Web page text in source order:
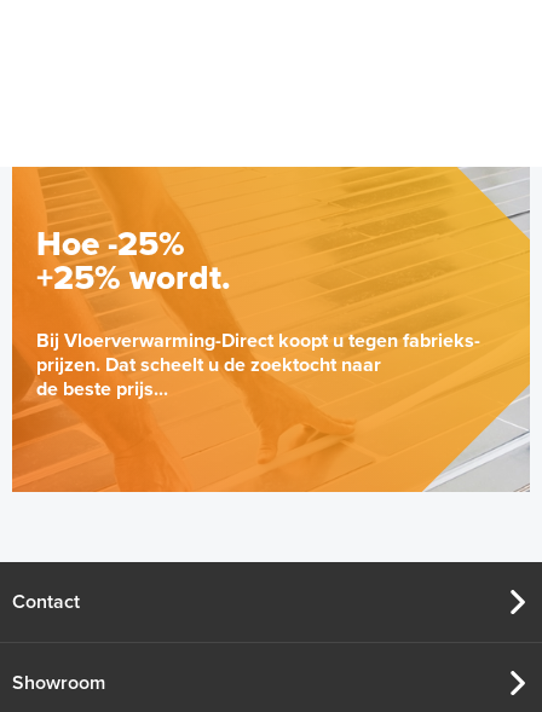
Spuitbus, 500ml
Hoe -25%
+25% wordt.
Bij Vloerverwarming-Direct koopt u tegen fabrieks-
prijzen. Dat scheelt u de zoektocht naar
de beste prijs...
Contact
Showroom